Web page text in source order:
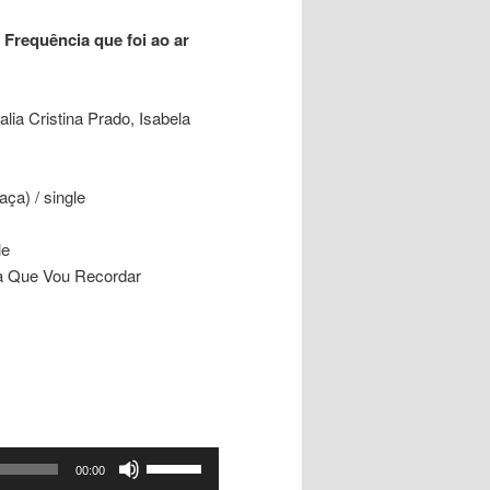
que foi ao ar
Cristina Prado, Isabela
/ single
Que Vou Recordar
00:00